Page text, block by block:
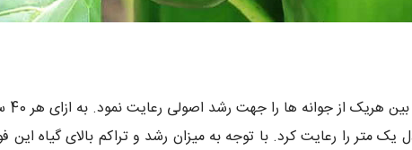
پس از
متر را رعایت کرد. با توجه به میزان رشد و تراکم بالای گیاه این